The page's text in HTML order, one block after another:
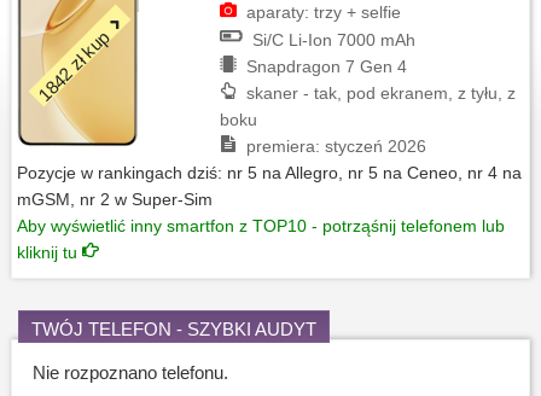
aparaty: trzy + selfie
Si/C Li-Ion 7000 mAh
Snapdragon 7 Gen 4
skaner - tak, pod ekranem, z tyłu, z
boku
premiera: styczeń 2026
Pozycje w rankingach dziś: nr 5 na Allegro, nr 5 na Ceneo, nr 4 na
mGSM, nr 2 w Super-Sim
Aby wyświetlić inny smartfon z TOP10 - potrząśnij telefonem lub
kliknij tu
1842 zł kup
Nie rozpoznano telefonu.
TWÓJ TELEFON - SZYBKI AUDYT